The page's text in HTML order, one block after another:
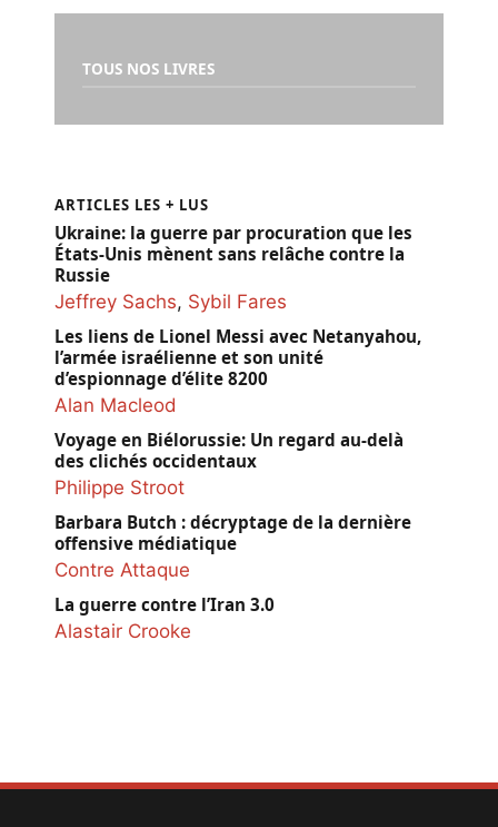
TOUS NOS LIVRES
ARTICLES LES + LUS
Ukraine: la guerre par procuration que les
États-Unis mènent sans relâche contre la
Russie
Jeffrey Sachs, Sybil Fares
Les liens de Lionel Messi avec Netanyahou,
l’armée israélienne et son unité
d’espionnage d’élite 8200
Alan Macleod
Voyage en Biélorussie: Un regard au-delà
des clichés occidentaux
Philippe Stroot
Barbara Butch : décryptage de la dernière
offensive médiatique
Contre Attaque
La guerre contre l’Iran 3.0
Alastair Crooke